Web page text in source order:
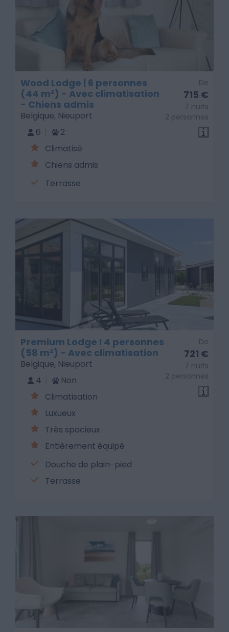
De
715 €
7 nuits
2 personnes
Wood Lodge | 6 personnes
(44 m²) - Avec climatisation
- Chiens admis
Belgique, Nieuport
6
2
Climatisé
Chiens admis
Terrasse
De
721 €
7 nuits
2 personnes
Premium Lodge I 4 personnes
(58 m²) - Avec climatisation
Belgique, Nieuport
4
Non
Climatisation
Luxueux
Très spacieux
Entièrement équipé
Douche de plain-pied
Terrasse